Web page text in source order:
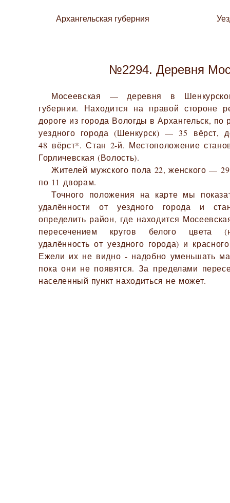
Архангельская губерния
№2294. Деревня
Мосеевская — деревня в
губернии. Находится на правой стороне
дороге из города Вологды в Архангельск, по
уездного города (Шенкурск) — 35 вёрст,
48 вёрст*. Стан 2-й. Местоположение
Горличевская (Волость).
Жителей мужского пола 22, женского —
по 11 дворам.
Точного положения на карте мы
удалённости от уездного города и
определить район, где находится
пересечением кругов белого цвета
удалённость от уездного города) и
Ежели их не видно - надобно уменьшать
пока они не появятся. За пределами
населенный пункт находиться не может.